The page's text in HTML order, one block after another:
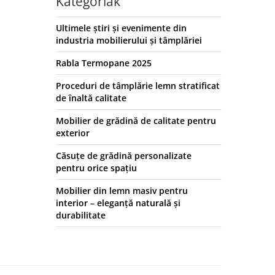
Ultimele știri și evenimente din
industria mobilierului și tâmplăriei
Rabla Termopane 2025
Proceduri de tâmplărie lemn stratificat
de înaltă calitate
Mobilier de grădină de calitate pentru
exterior
Căsuțe de grădină personalizate
pentru orice spațiu
Mobilier din lemn masiv pentru
interior – eleganță naturală și
durabilitate